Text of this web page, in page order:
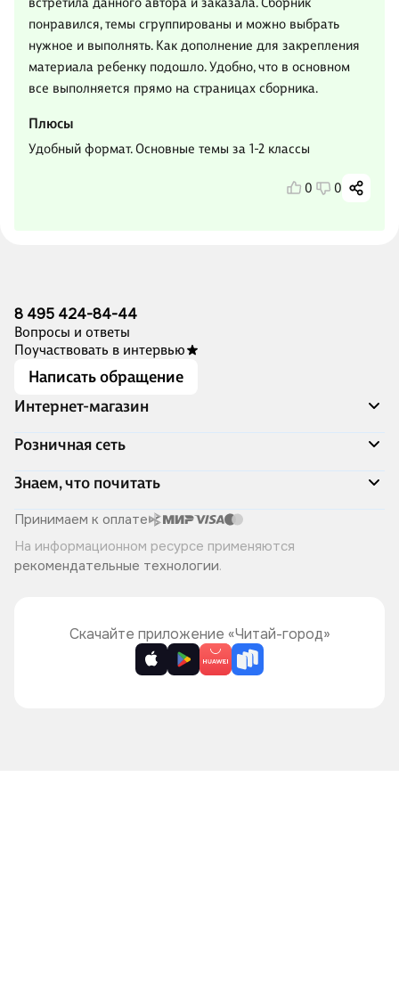
понравился, темы сгруппированы и можно выбрать
нужное и выполнять. Как дополнение для закрепления
материала ребенку подошло. Удобно, что в основном
все выполняется прямо на страницах сборника.
Плюсы
Удобный формат. Основные темы за 1-2 классы
0 0
8 495 424-84-44
Вопросы и ответы
Поучаствовать в интервью
Написать обращение
Интернет-магазин
Акции
Доставка и оплата
Программа лояльности
Подарочные сертификаты
Правила продажи
Политика конфиденциальности
Розничная сеть
Адреса магазинов
Книжный Дозор
О компании
Читай-город для бизнеса
Хотите у нас работать?
Знаем, что почитать
Скоро в продаже
Лучшие из лучших
Читай-журнал
Принимаем к оплате
На информационном ресурсе применяются
рекомендательные технологии.
Скачайте приложение «Читай-город»